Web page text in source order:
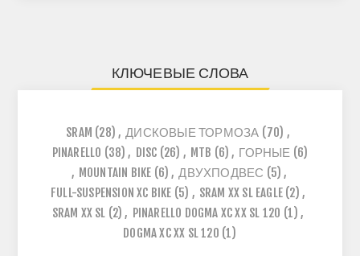
КЛЮЧЕВЫЕ СЛОВА
SRAM (28) , ДИСКОВЫЕ ТОРМОЗА (70) ,
PINARELLO (38) , DISC (26) , MTB (6) , ГОРНЫЕ (6)
, MOUNTAIN BIKE (6) , ДВУХПОДВЕС (5) ,
FULL-SUSPENSION XC BIKE (5) , SRAM XX SL EAGLE (2) ,
SRAM XX SL (2) , PINARELLO DOGMA XC XX SL 120 (1) ,
DOGMA XC XX SL 120 (1)